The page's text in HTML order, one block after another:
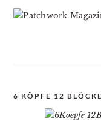
6 KÖPFE 12